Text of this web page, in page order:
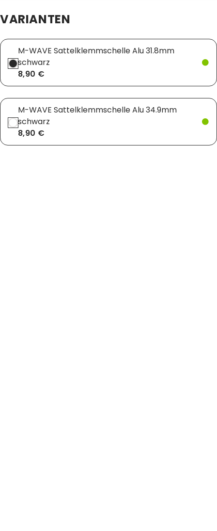
VARIANTEN
M-WAVE Sattelklemmschelle Alu 31.8mm
schwarz
8,90 €
M-WAVE Sattelklemmschelle Alu 34.9mm
schwarz
8,90 €